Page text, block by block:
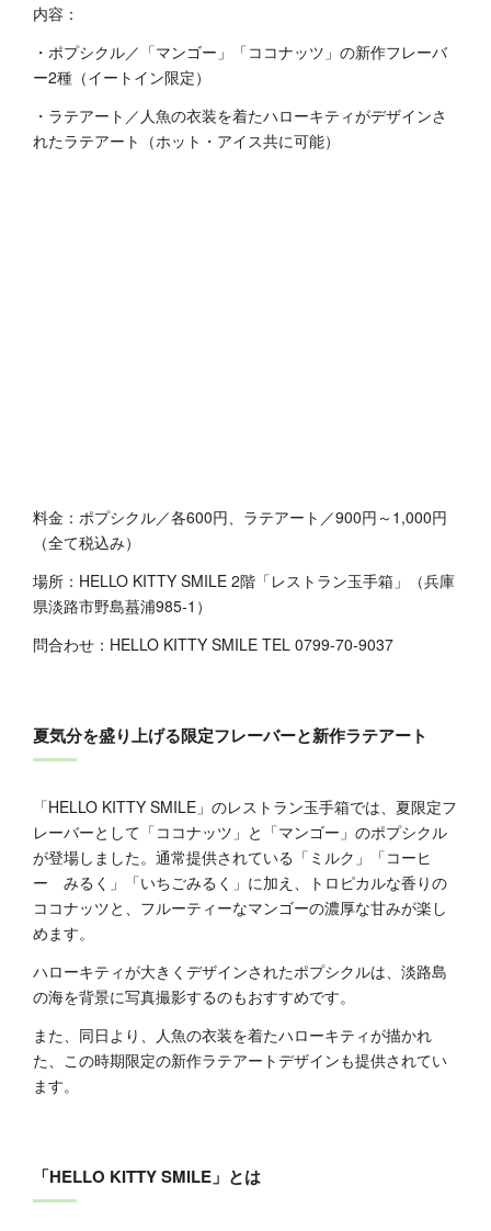
内容：
・ポプシクル／「マンゴー」「ココナッツ」の新作フレーバ
ー2種（イートイン限定）
・ラテアート／人魚の衣装を着たハローキティがデザインさ
れたラテアート（ホット・アイス共に可能）
料金：ポプシクル／各600円、ラテアート／900円～1,000円
（全て税込み）
場所：HELLO KITTY SMILE 2階「レストラン玉手箱」（兵庫
県淡路市野島蟇浦985-1）
問合わせ：HELLO KITTY SMILE TEL 0799-70-9037
夏気分を盛り上げる限定フレーバーと新作ラテアート
「HELLO KITTY SMILE」のレストラン玉手箱では、夏限定フ
レーバーとして「ココナッツ」と「マンゴー」のポプシクル
が登場しました。通常提供されている「ミルク」「コーヒ
ー みるく」「いちごみるく」に加え、トロピカルな香りの
ココナッツと、フルーティーなマンゴーの濃厚な甘みが楽し
めます。
ハローキティが大きくデザインされたポプシクルは、淡路島
の海を背景に写真撮影するのもおすすめです。
また、同日より、人魚の衣装を着たハローキティが描かれ
た、この時期限定の新作ラテアートデザインも提供されてい
ます。
「HELLO KITTY SMILE」とは